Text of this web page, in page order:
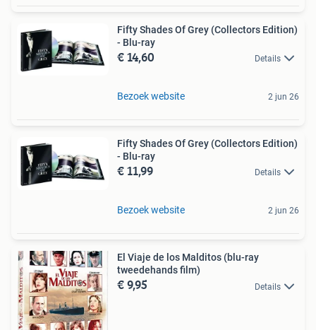
Fifty Shades Of Grey (Collectors Edition)
- Blu-ray
€ 14,60 Details
Bezoek website 2 jun 26
Fifty Shades Of Grey (Collectors Edition)
- Blu-ray
€ 11,99 Details
Bezoek website 2 jun 26
El Viaje de los Malditos (blu-ray
tweedehands film)
€ 9,95 Details